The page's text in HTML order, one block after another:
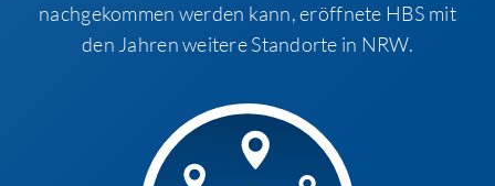
nachgekommen werden kann, eröffnete HBS mit
den Jahren weitere Standorte in NRW.